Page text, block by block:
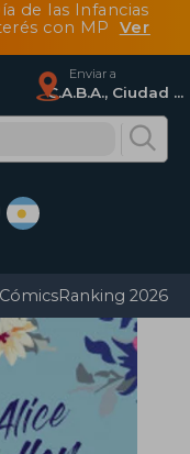
de las Infancias
con MP Ver
Enviar a
C.A.B.A., Ciudad Autónoma De Buenos Aires
Ranking 2026